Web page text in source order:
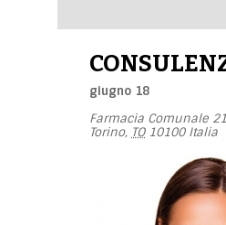
giugno 18
Farmacia Comunale
Torino, TO 10100 Italia